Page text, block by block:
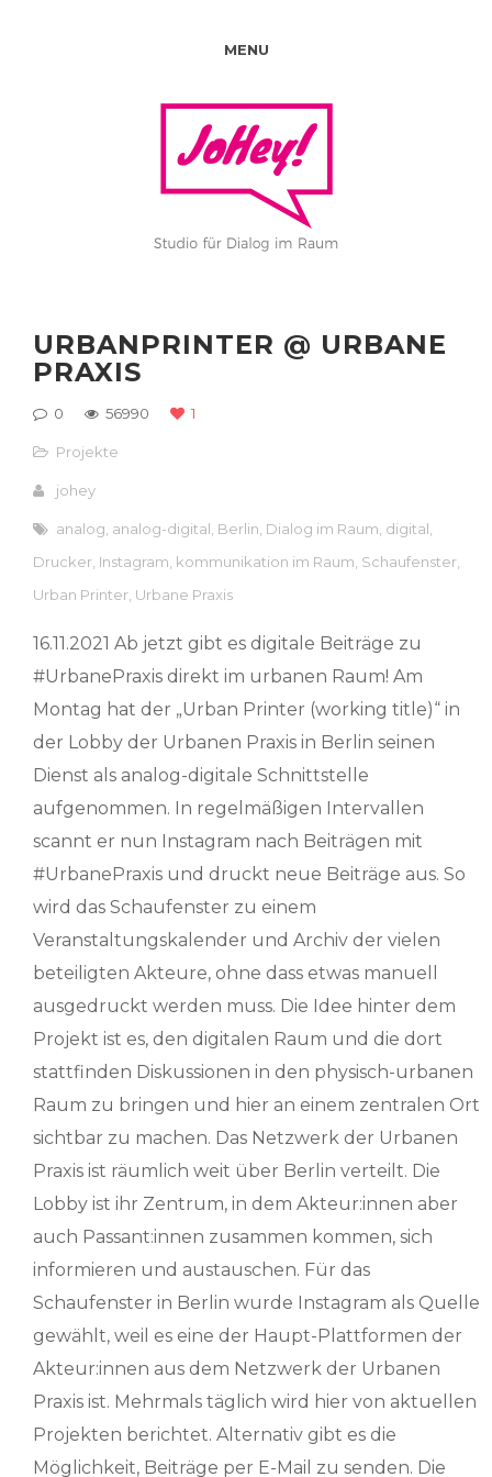
MENU
URBANPRINTER @ URBANE
PRAXIS
0 56990 1
Projekte
johey
analog analog-digital Berlin Dialog im Raum digital
Drucker Instagram kommunikation im Raum Schaufenster
Urban Printer Urbane Praxis
16.11.2021 Ab jetzt gibt es digitale Beiträge zu
#UrbanePraxis direkt im urbanen Raum! Am
Montag hat der „Urban Printer (working title)“ in
der Lobby der Urbanen Praxis in Berlin seinen
Dienst als analog-digitale Schnittstelle
aufgenommen. In regelmäßigen Intervallen
scannt er nun Instagram nach Beiträgen mit
#UrbanePraxis und druckt neue Beiträge aus. So
wird das Schaufenster zu einem
Veranstaltungskalender und Archiv der vielen
beteiligten Akteure, ohne dass etwas manuell
ausgedruckt werden muss. Die Idee hinter dem
Projekt ist es, den digitalen Raum und die dort
stattfinden Diskussionen in den physisch-urbanen
Raum zu bringen und hier an einem zentralen Ort
sichtbar zu machen. Das Netzwerk der Urbanen
Praxis ist räumlich weit über Berlin verteilt. Die
Lobby ist ihr Zentrum, in dem Akteur:innen aber
auch Passant:innen zusammen kommen, sich
informieren und austauschen. Für das
Schaufenster in Berlin wurde Instagram als Quelle
gewählt, weil es eine der Haupt-Plattformen der
Akteur:innen aus dem Netzwerk der Urbanen
Praxis ist. Mehrmals täglich wird hier von aktuellen
Projekten berichtet. Alternativ gibt es die
Möglichkeit, Beiträge per E-Mail zu senden. Die